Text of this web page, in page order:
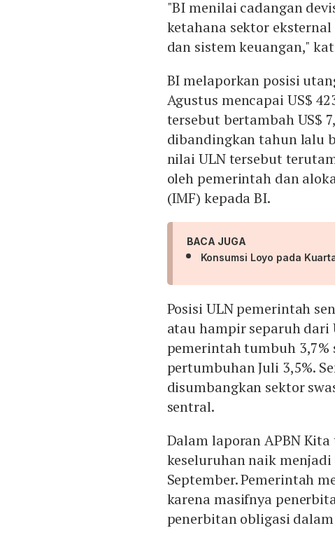
"BI menilai cadangan
ketahana sektor
dan sistem keuangan,"
BI melaporkan posisi
Agustus mencapai US$
tersebut bertambah US$
dibandingkan tahun lalu
nilai ULN tersebut
oleh pemerintah dan
(IMF) kepada BI.
BACA JUGA
Konsumsi Loyo pada
Posisi ULN pemerintah
atau hampir separuh dari
pemerintah tumbuh 3,7%
pertumbuhan Juli 3,5%.
disumbangkan sektor
sentral.
Dalam laporan APBN
keseluruhan naik
September. Pemerintah
karena masifnya
penerbitan obligasi